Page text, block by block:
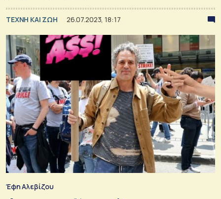
TΕΧΝΗ ΚΑΙ ΖΩΗ 26.07.2023, 18:17
Έφη Αλεβίζου